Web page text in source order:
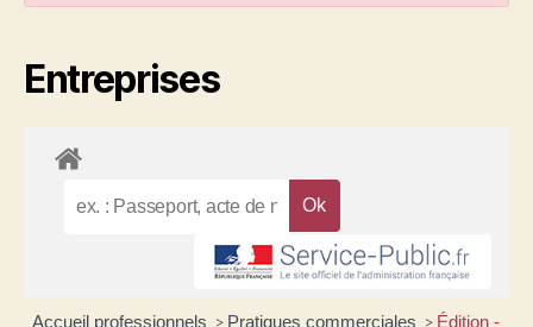
Entreprises
Accueil professionnels Pratiques commerciales
Édition -